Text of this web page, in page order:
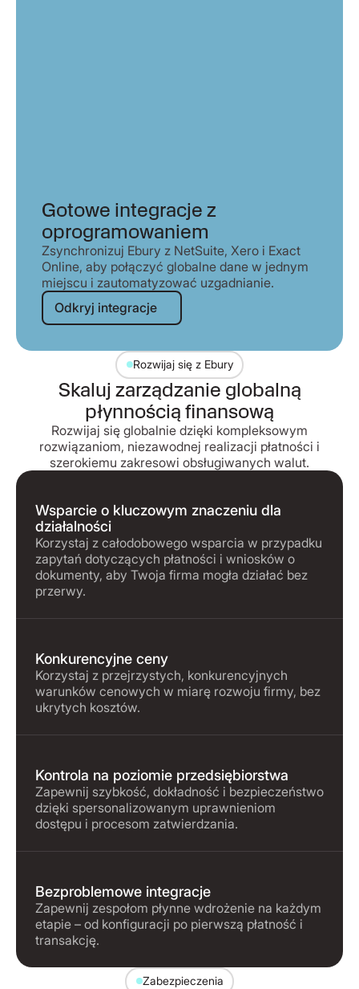
Gotowe integracje z
oprogramowaniem
Zsynchronizuj Ebury z NetSuite, Xero i Exact
Online, aby połączyć globalne dane w jednym
miejscu i zautomatyzować uzgadnianie.
Odkryj integracje
Odkryj integracje
Rozwijaj się z Ebury
Skaluj zarządzanie globalną
płynnością finansową
Rozwijaj się globalnie dzięki kompleksowym
rozwiązaniom, niezawodnej realizacji płatności i
szerokiemu zakresowi obsługiwanych walut.
Wsparcie o kluczowym znaczeniu dla
działalności
Korzystaj z całodobowego wsparcia w przypadku
zapytań dotyczących płatności i wniosków o
dokumenty, aby Twoja firma mogła działać bez
przerwy.
Konkurencyjne ceny
Korzystaj z przejrzystych, konkurencyjnych
warunków cenowych w miarę rozwoju firmy, bez
ukrytych kosztów.
Kontrola na poziomie przedsiębiorstwa
Zapewnij szybkość, dokładność i bezpieczeństwo
dzięki spersonalizowanym uprawnieniom
dostępu i procesom zatwierdzania.
Bezproblemowe integracje
Zapewnij zespołom płynne wdrożenie na każdym
etapie – od konfiguracji po pierwszą płatność i
transakcję.
Zabezpieczenia